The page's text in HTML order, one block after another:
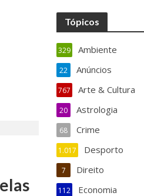
Tópicos
Ambiente
329
Anúncios
22
Arte & Cultura
767
Astrologia
20
Crime
68
Desporto
1.017
Direito
7
Economia
112